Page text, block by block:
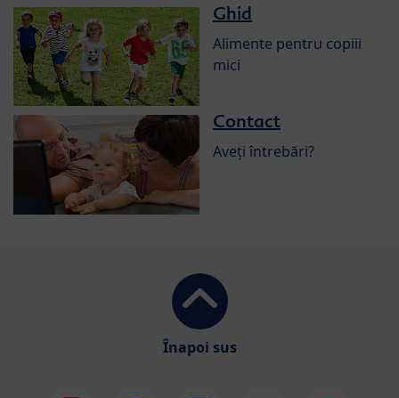
Ghid
Alimente pentru copiii
mici
Contact
Aveți întrebări?
Înapoi sus